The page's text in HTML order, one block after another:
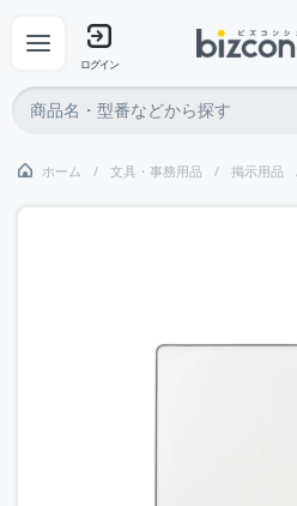
ログイン
ホーム 文具・事務用品 掲示用品